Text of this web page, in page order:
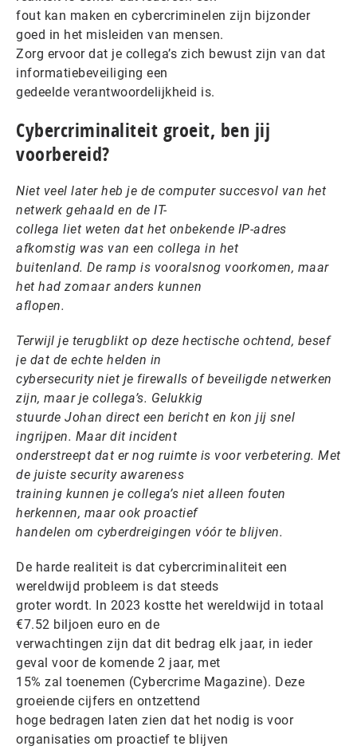
fout kan maken en cybercriminelen zijn bijzonder
goed in het misleiden van mensen.
Zorg ervoor dat je collega’s zich bewust zijn van dat
informatiebeveiliging een
gedeelde verantwoordelijkheid is.
Cybercriminaliteit groeit, ben jij
voorbereid?
Niet veel later heb je de computer succesvol van het
netwerk gehaald en de IT-
collega liet weten dat het onbekende IP-adres
afkomstig was van een collega in het
buitenland. De ramp is vooralsnog voorkomen, maar
het had zomaar anders kunnen
aflopen.
Terwijl je terugblikt op deze hectische ochtend, besef
je dat de echte helden in
cybersecurity niet je firewalls of beveiligde netwerken
zijn, maar je collega’s. Gelukkig
stuurde Johan direct een bericht en kon jij snel
ingrijpen. Maar dit incident
onderstreept dat er nog ruimte is voor verbetering. Met
de juiste security awareness
training kunnen je collega’s niet alleen fouten
herkennen, maar ook proactief
handelen om cyberdreigingen vóór te blijven.
De harde realiteit is dat cybercriminaliteit een
wereldwijd probleem is dat steeds
groter wordt. In 2023 kostte het wereldwijd in totaal
€7.52 biljoen euro en de
verwachtingen zijn dat dit bedrag elk jaar, in ieder
geval voor de komende 2 jaar, met
15% zal toenemen (Cybercrime Magazine). Deze
groeiende cijfers en ontzettend
hoge bedragen laten zien dat het nodig is voor
organisaties om proactief te blijven